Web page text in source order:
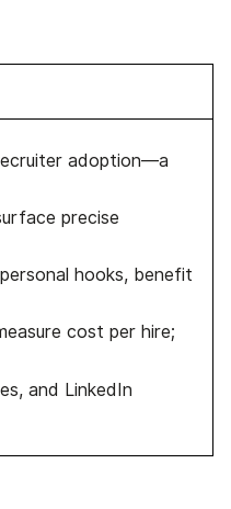
adoption—a
precise
hooks, benefit
cost per hire;
and LinkedIn